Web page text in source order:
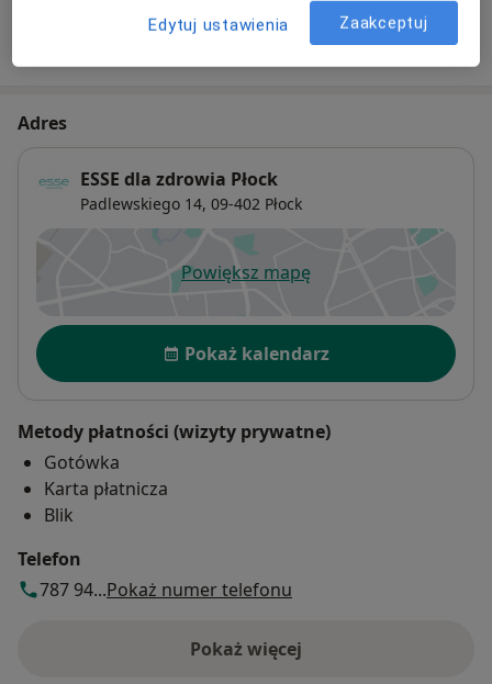
W jaki sposób ustalane są ceny?
Adres
ESSE dla zdrowia Płock
Padlewskiego 14, 09-402 Płock
Powiększ mapęotwiera się w nowej karcie
Dostępność
Pokaż kalendarz
Metody płatności (wizyty prywatne)
Gotówka
Karta płatnicza
Blik
Telefon
787 94...Pokaż numer telefonu
Pokaż więcej
o adresie
Edytuj ustawienia Zaakceptuj